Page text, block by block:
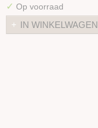
✓ Op voorraad
IN WINKELWAGEN